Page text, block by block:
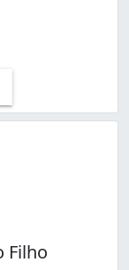
Filho